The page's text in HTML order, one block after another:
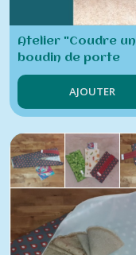
Atelier "Coudre un
boudin de porte
ou de fenêtre"
AJOUTER